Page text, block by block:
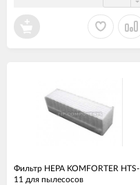
Фильтр HEPA KOMFORTER HTS-
11 для пылесосов